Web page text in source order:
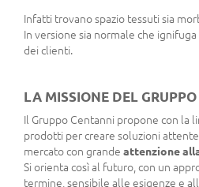
Infatti trovano spazio tessuti sia
In versione sia normale che
dei clienti.
LA MISSIONE DEL
Il Gruppo Centanni propone con la
prodotti per creare soluzioni
mercato con grande attenzione
Si orienta così al futuro, con un
termine, sensibile alle esigenze e